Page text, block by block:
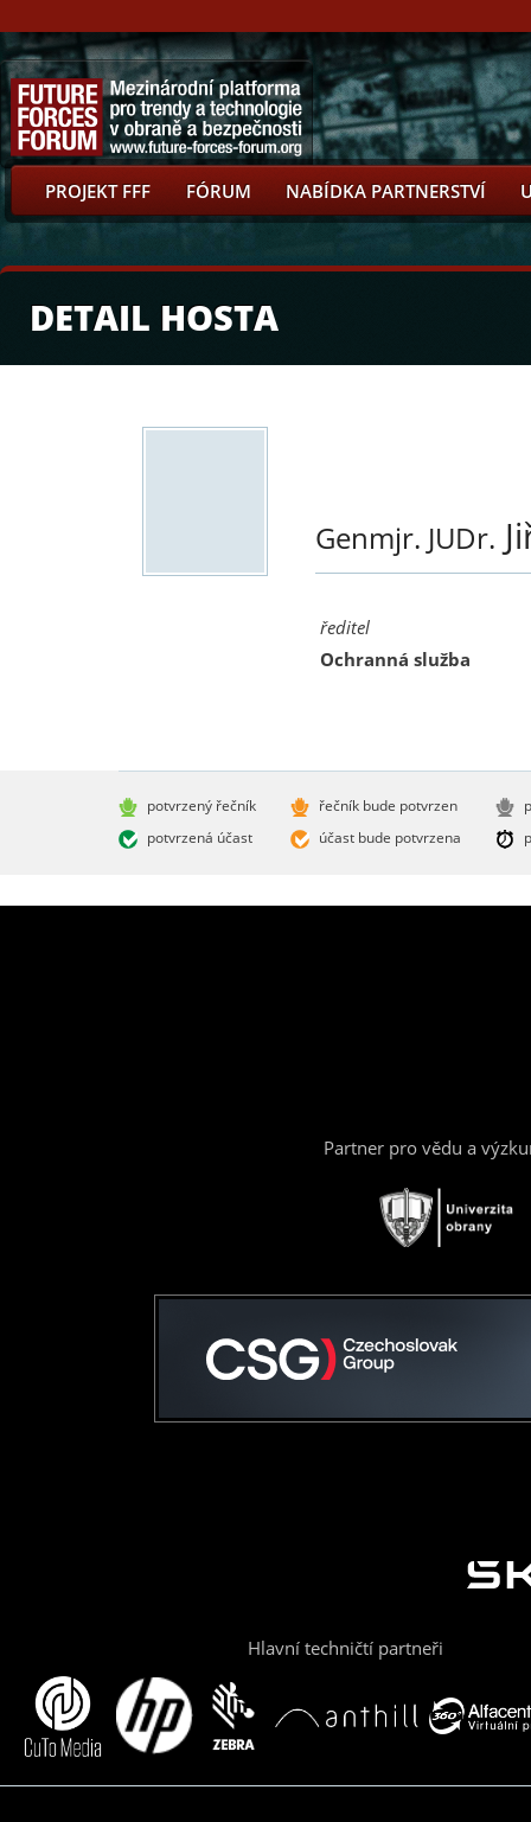
PROJEKT FFF FÓRUM NABÍDKA PARTNERSTVÍ
DETAIL HOSTA
Genmjr. JUDr.
ředitel
Ochranná služba
potvrzený řečník
potvrzená účast
řečník bude potvrzen
účast bude potvrzena
Partner pro vědu a
Hlavní techničtí partneři